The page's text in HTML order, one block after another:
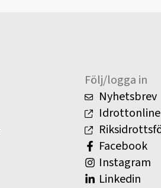
Följ/logga in
Nyhetsbrev
Idrottonline
Facebook
Instagram
Linkedin